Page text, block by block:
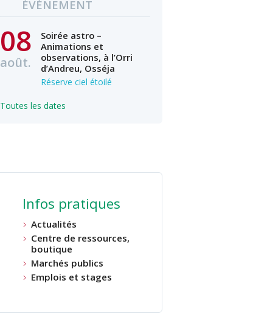
ÉVÉNEMENT
08
août.
Soirée astro –
Animations et
observations, à l’Orri
d’Andreu, Osséja
Réserve ciel étoilé
Toutes les dates
Infos pratiques
Actualités
Centre de ressources,
boutique
Marchés publics
Emplois et stages